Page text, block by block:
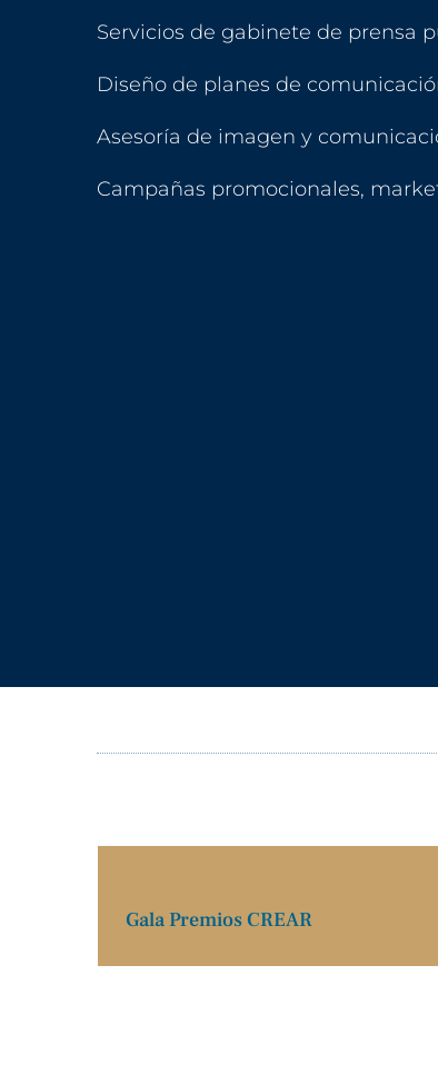
Servicios de gabinete de prensa
Diseño de planes de
Asesoría de imagen y
Campañas promocionales,
Gala Premios CREAR